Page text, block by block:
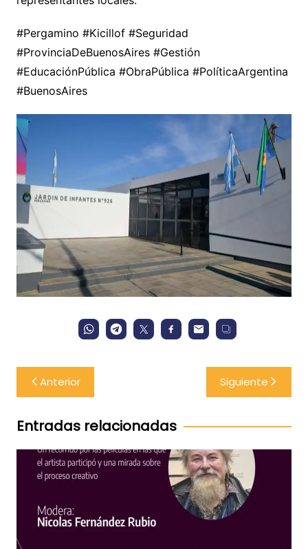
#Pergamino #Kicillof #Seguridad
#ProvinciaDeBuenosAires #Gestión
#EducaciónPública #ObraPública #PolíticaArgentina
#BuenosAires
Navegación
de
entradas
Anterior Siguiente
Entradas relacionadas